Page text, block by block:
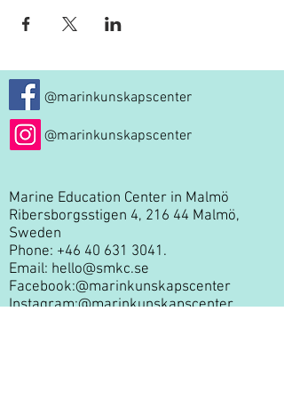
@marinkunskapscenter
@marinkunskapscenter
Marine Education Center in Malmö
Ribersborgsstigen 4, 216 44 Malmö,
Sweden
Phone: +46 40 631 3041 .
Email: hello@smkc.se
Facebook:@marinkunskapscenter
Instagram:@marinkunskapscenter